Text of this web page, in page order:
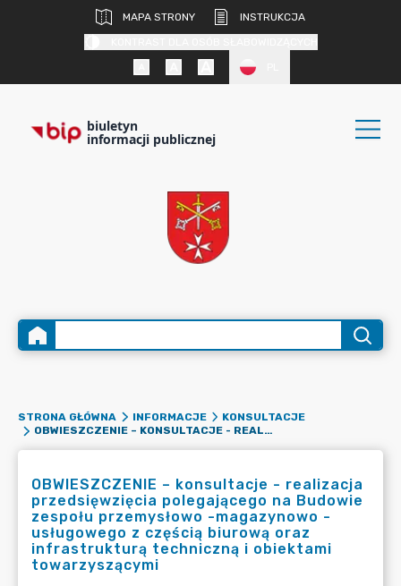
MAPA STRONY
INSTRUKCJA
biuletyn
informacji publicznej
STRONA GŁÓWNA INFORMACJE
KONSULTACJE
OBWIESZCZENIE – KONSULTACJE - REALIZACJA PRZEDSIĘWZIĘCIA POLEGAJĄCEGO NA BUDOWIE ZESPOŁU PRZEMYSŁOWO -MAGAZYNOWO -USŁUGOWEGO Z CZĘŚCIĄ BIUROWĄ ORAZ INFRASTRUKTURĄ TECHNICZNĄ I OBIEKTAMI TOWARZYSZĄCYMI
OBWIESZCZENIE – konsultacje - realizacja
przedsięwzięcia polegającego na Budowie
zespołu przemysłowo -magazynowo -
usługowego z częścią biurową oraz
infrastrukturą techniczną i obiektami
towarzyszącymi